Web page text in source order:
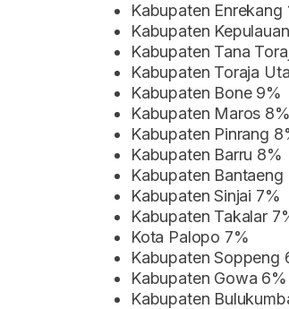
Kabupaten Enrekang
Kabupaten
Kabupaten Tana
Kabupaten Toraja
Kabupaten Bone 9%
Kabupaten Maros 8%
Kabupaten Pinrang
Kabupaten Barru 8%
Kabupaten Bantaeng
Kabupaten Sinjai 7%
Kabupaten Takalar
Kota Palopo 7%
Kabupaten Soppeng
Kabupaten Gowa 6%
Kabupaten